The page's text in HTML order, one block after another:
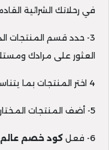
في رحلاتك الشرائية
3- حدد قسم المنتجات
العثور على مرادك
4 اختر المنتجات بما يتناسب معك من مواصفات.
5- أضف المنتجات المختارة إلى حقيبة التسوق.
6- فعل كود خصم عالم